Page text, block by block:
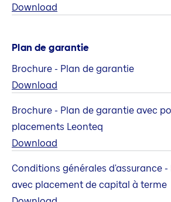
Download
Plan de garantie
Brochure - Plan de garantie
Download
Brochure - Plan de garantie avec
placements Leonteq
Download
Conditions générales d'assurance
avec placement de capital à terme